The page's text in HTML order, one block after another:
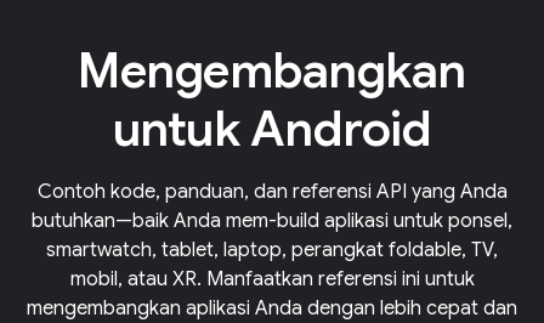
Mengembangkan
untuk Android
Contoh kode, panduan, dan referensi API yang Anda
butuhkan—baik Anda mem-build aplikasi untuk ponsel,
smartwatch, tablet, laptop, perangkat foldable, TV,
mobil, atau XR. Manfaatkan referensi ini untuk
mengembangkan aplikasi Anda dengan lebih cepat dan